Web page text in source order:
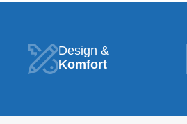
Design &
Komfort